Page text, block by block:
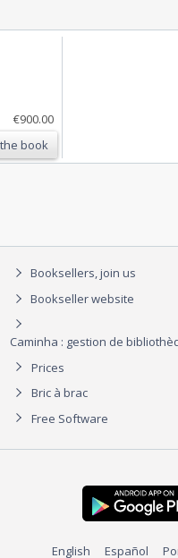
€900.00
book
Booksellers, join us
Bookseller website
Caminha : gestion de
Prices
Bric à brac
Free Software
English Español